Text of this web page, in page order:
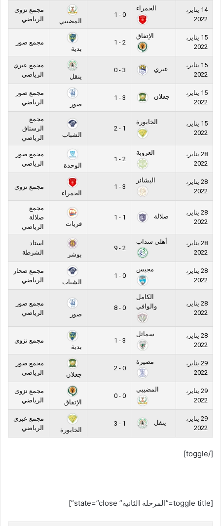
14 يناير،
2022
الحمراء
0 - 1
المضيبي
مجمع نزوى
الرياضي
15 يناير،
2022
الإتفاق
2 - 1
بدية
مجمع صور
15 يناير،
2022
عبري
3 - 0
ينقل
مجمع عبري
الرياضي
15 يناير،
2022
جعلان
3 - 1
صور
مجمع صور
الرياضي
15 يناير،
2022
الخابورة
1 - 2
الشباب
مجمع
الرستاق
الرياضي
28 يناير،
2022
العروبة
2 - 1
الوحدة
مجمع صور
الرياضي
28 يناير،
2022
البشائر
3 - 1
الحمراء
مجمع نزوي
28 يناير،
2022
صلالة
1 - 1
قريات
مجمع
صلالة
الرياضي
28 يناير،
2022
أهلي سداب
2 - 9
بوشر
استاد
الشرطة
28 يناير،
2022
مجيس
0 - 1
الشباب
مجمع صحار
الرياضي
28 يناير،
2022
الكامل
والوافي
0 - 8
صور
مجمع صور
الرياضي
28 يناير،
2022
سمائل
3 - 1
بدية
مجمع نزوي
29 يناير،
2022
مصيرة
0 - 2
جعلان
مجمع صور
الرياضي
29 يناير،
2022
المضيبي
0 - 0
الإتفاق
مجمع نزوى
الرياضي
29 يناير،
2022
ينقل
1 - 3
الخابورة
مجمع عبري
الرياضي
[/toggle]
[toggle title=”المرحلة الثانية” state=”close”]